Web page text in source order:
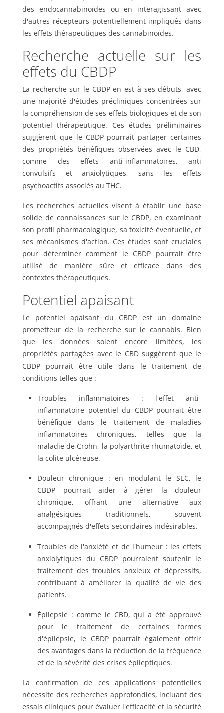
des endocannabinoïdes ou en interagissant avec
d'autres récepteurs potentiellement impliqués dans
les effets thérapeutiques des cannabinoïdes.
Recherche actuelle sur les
effets du CBDP
La recherche sur le CBDP en est à ses débuts, avec
une majorité d'études précliniques concentrées sur
la compréhension de ses effets biologiques et de son
potentiel thérapeutique. Ces études préliminaires
suggèrent que le CBDP pourrait partager certaines
des propriétés bénéfiques observées avec le CBD,
comme des effets anti-inflammatoires, anti
convulsifs et anxiolytiques, sans les effets
psychoactifs associés au THC.
Les recherches actuelles visent à établir une base
solide de connaissances sur le CBDP, en examinant
son profil pharmacologique, sa toxicité éventuelle, et
ses mécanismes d'action. Ces études sont cruciales
pour déterminer comment le CBDP pourrait être
utilisé de manière sûre et efficace dans des
contextes thérapeutiques.
Potentiel apaisant
Le potentiel apaisant du CBDP est un domaine
prometteur de la recherche sur le cannabis. Bien
que les données soient encore limitées, les
propriétés partagées avec le CBD suggèrent que le
CBDP pourrait être utile dans le traitement de
conditions telles que :
Troubles inflammatoires : l'effet anti-
inflammatoire potentiel du CBDP pourrait être
bénéfique dans le traitement de maladies
inflammatoires chroniques, telles que la
maladie de Crohn, la polyarthrite rhumatoïde, et
la colite ulcéreuse.
Douleur chronique : en modulant le SEC, le
CBDP pourrait aider à gérer la douleur
chronique, offrant une alternative aux
analgésiques traditionnels, souvent
accompagnés d'effets secondaires indésirables.
Troubles de l'anxiété et de l'humeur : les effets
anxiolytiques du CBDP pourraient soutenir le
traitement des troubles anxieux et dépressifs,
contribuant à améliorer la qualité de vie des
patients.
Épilepsie : comme le CBD, qui a été approuvé
pour le traitement de certaines formes
d'épilepsie, le CBDP pourrait également offrir
des avantages dans la réduction de la fréquence
et de la sévérité des crises épileptiques.
La confirmation de ces applications potentielles
nécessite des recherches approfondies, incluant des
essais cliniques pour évaluer l'efficacité et la sécurité